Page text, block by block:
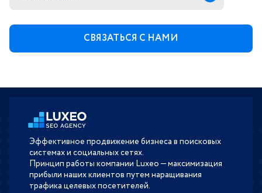
Эффективное продвижение бизнеса в поисковых
системах и социальных сетях.
Принцип работы компании Luxeo — максимизация
прибыли наших клиентов путем наращивания
трафика целевых посетителей.